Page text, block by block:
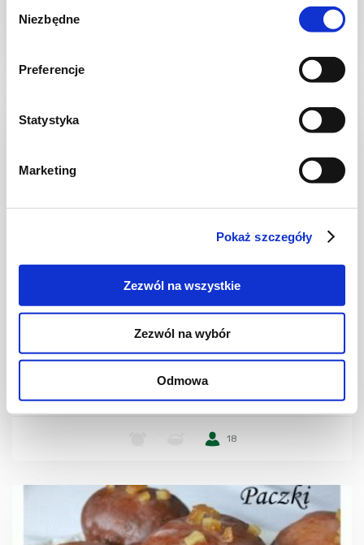
zgody
Niezbędne
Preferencje
Statystyka
Marketing
Pokaż szczegóły
Zezwól na wszystkie
Zezwól na wybór
Odmowa
PĄCZKI ZIEMNIACZANE
18